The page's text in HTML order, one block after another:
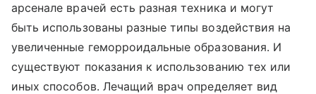
арсенале врачей есть разная техника и могут
быть использованы разные типы воздействия на
увеличенные геморроидальные образования. И
существуют показания к использованию тех или
иных способов. Лечащий врач определяет вид